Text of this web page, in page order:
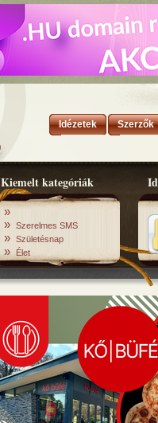
Idézetek Szerzők
Kiemelt kategóriák
»
» Szerelmes SMS
» Születésnap
» Élet